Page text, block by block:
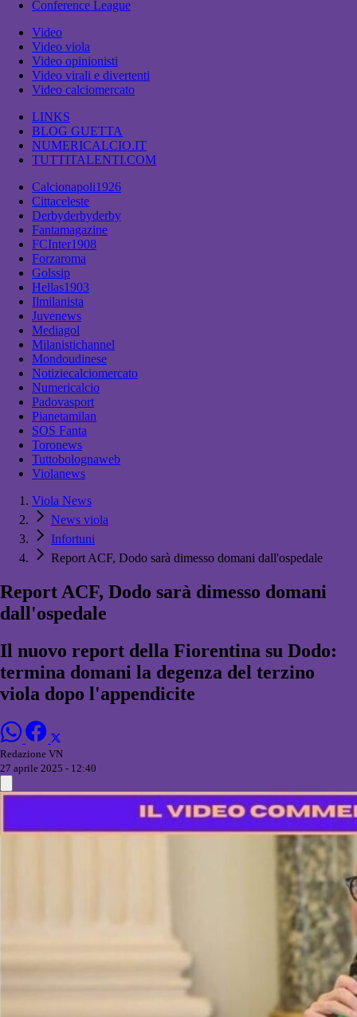
Conference League
Video
Video viola
Video opinionisti
Video virali e divertenti
Video calciomercato
LINKS
BLOG GUETTA
NUMERICALCIO.IT
TUTTITALENTI.COM
Calcionapoli1926
Cittaceleste
Derbyderbyderby
Fantamagazine
FCInter1908
Forzaroma
Golssip
Hellas1903
Ilmilanista
Juvenews
Mediagol
Milanistichannel
Mondoudinese
Notiziecalciomercato
Numericalcio
Padovasport
Pianetamilan
SOS Fanta
Toronews
Tuttobolognaweb
Violanews
Viola News
News viola
Infortuni
Report ACF, Dodo sarà dimesso domani dall'ospedale
Report ACF, Dodo sarà dimesso domani
dall'ospedale
Il nuovo report della Fiorentina su Dodo:
termina domani la degenza del terzino
viola dopo l'appendicite
Redazione VN
27 aprile 2025 - 12:40